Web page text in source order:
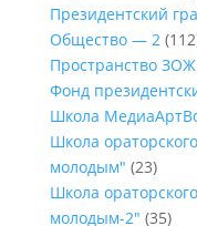
Президентский
Общество — 2
Пространство
Фонд
Школа
Школа
молодым" (23)
Школа
молодым-2" (35)